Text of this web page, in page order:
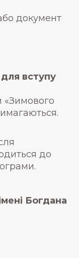
документ
вступу
«Зимового
до
Богдана